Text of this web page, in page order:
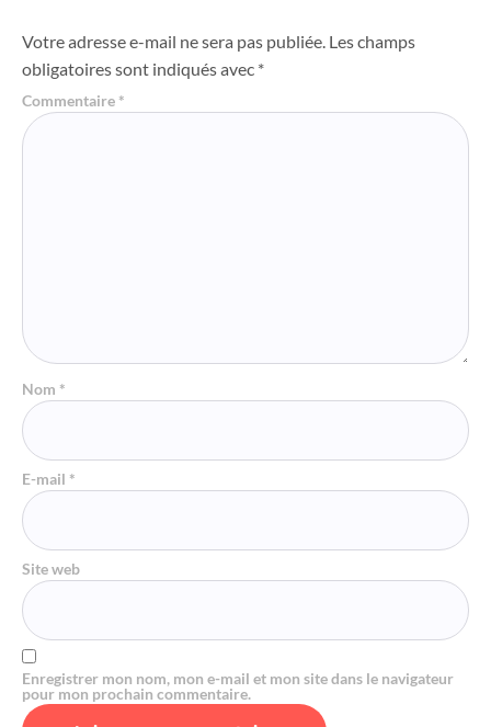
Votre adresse e-mail ne sera pas publiée. Les champs
obligatoires sont indiqués avec *
Commentaire *
Nom *
E-mail *
Site web
Enregistrer mon nom, mon e-mail et mon site dans le navigateur
pour mon prochain commentaire.